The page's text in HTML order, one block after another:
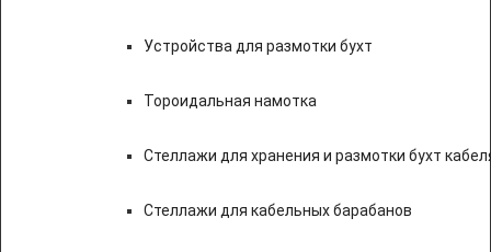
Устройства для размотки бухт
Тороидальная намотка
Стеллажи для хранения и размотки бухт
Стеллажи для кабельных барабанов